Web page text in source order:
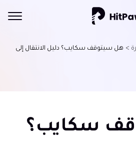
> هل سيتوقف سكايب؟ دليل الانتقال إلى
سكايب؟